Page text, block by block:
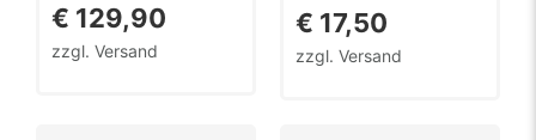
€ 129,90
zzgl. Versand
€ 17,50
zzgl. Versand